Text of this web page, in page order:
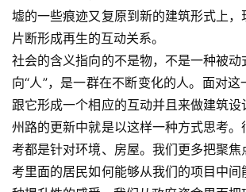
墟的一些痕迹又复原到新的建筑形式上，
片断形成再生的互动关系。
社会的含义指向的不是物，不是一种被
向“人”，是一群在不断变化的人。面对
跟它形成一个相应的互动并且来做建筑
州路的更新中就是以这样一种方式思考。
考都是针对环境、房屋。我们更多把聚焦
考里面的居民如何能够从我们的项目中